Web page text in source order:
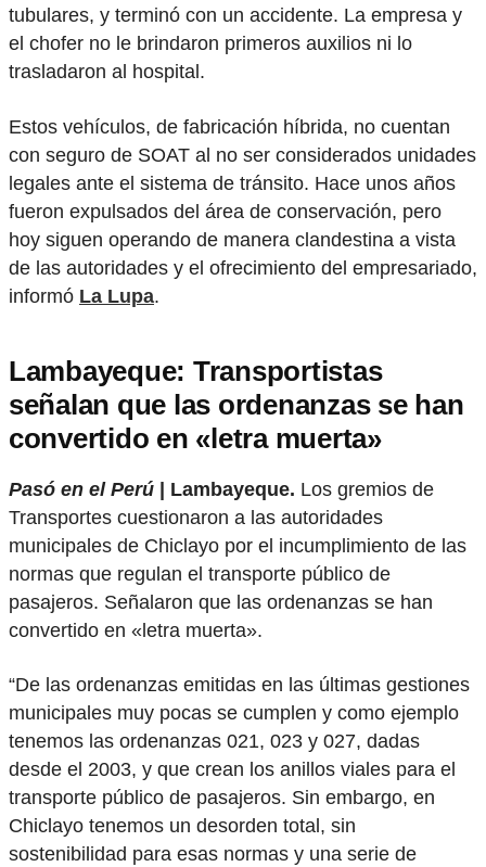
tubulares, y terminó con un accidente. La empresa y
el chofer no le brindaron primeros auxilios ni lo
trasladaron al hospital.
Estos vehículos, de fabricación híbrida, no cuentan
con seguro de SOAT al no ser considerados unidades
legales ante el sistema de tránsito. Hace unos años
fueron expulsados del área de conservación, pero
hoy siguen operando de manera clandestina a vista
de las autoridades y el ofrecimiento del empresariado,
informó La Lupa.
Lambayeque: Transportistas
señalan que las ordenanzas se han
convertido en «letra muerta»
Pasó en el Perú | Lambayeque. Los gremios de
Transportes cuestionaron a las autoridades
municipales de Chiclayo por el incumplimiento de las
normas que regulan el transporte público de
pasajeros. Señalaron que las ordenanzas se han
convertido en «letra muerta».
“De las ordenanzas emitidas en las últimas gestiones
municipales muy pocas se cumplen y como ejemplo
tenemos las ordenanzas 021, 023 y 027, dadas
desde el 2003, y que crean los anillos viales para el
transporte público de pasajeros. Sin embargo, en
Chiclayo tenemos un desorden total, sin
sostenibilidad para esas normas y una serie de